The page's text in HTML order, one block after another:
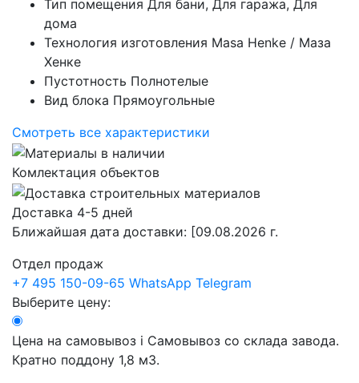
Тип помещения Для бани, Для гаража, Для
дома
Технология изготовления Masa Henke / Маза
Хенке
Пустотность Полнотелые
Вид блока Прямоугольные
Смотреть все характеристики
Комлектация объектов
Доставка 4-5 дней
Ближайшая дата доставки: [09.08.2026 г.
Отдел продаж
+7 495 150-09-65 WhatsApp Telegram
Выберите цену:
Цена на самовывоз i Самовывоз со склада завода.
Кратно поддону 1,8 м3.